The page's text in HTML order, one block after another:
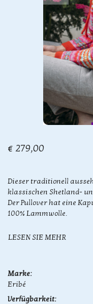
€ 279,00
Dieser traditionell
klassischen Shetland-
Der Pullover hat eine
100% Lammwolle.
LESEN SIE MEHR
Marke:
Eribé
Verfügbarkeit: